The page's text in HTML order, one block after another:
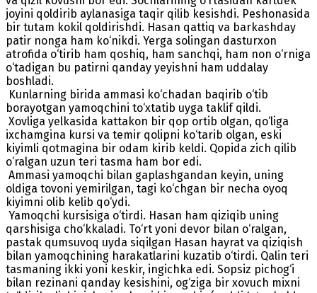
joyini qoldirib aylanasiga taqir qilib kesishdi. Peshonasida
bir tutam kokil qoldirishdi. Hasan qattiq va barkashday
patir nonga ham ko‘nikdi. Yerga solingan dasturxon
atrofida o‘tirib ham qoshiq, ham sanchqi, ham non o‘rniga
o‘tadigan bu patirni qanday yeyishni ham uddalay
boshladi.
Kunlarning birida ammasi ko‘chadan baqirib o‘tib
borayotgan yamoqchini to‘xtatib uyga taklif qildi.
Xovliga yelkasida kattakon bir qop ortib olgan, qo‘liga
ixchamgina kursi va temir qolipni ko‘tarib olgan, eski
kiyimli qotmagina bir odam kirib keldi. Qopida zich qilib
o‘ralgan uzun teri tasma ham bor edi.
Ammasi yamoqchi bilan gaplashgandan keyin, uning
oldiga tovoni yemirilgan, tagi ko‘chgan bir necha oyoq
kiyimni olib kelib qo‘ydi.
Yamoqchi kursisiga o‘tirdi. Hasan ham qiziqib uning
qarshisiga cho‘kkaladi. To‘rt yoni devor bilan o‘ralgan,
pastak qumsuvoq uyda siqilgan Hasan hayrat va qiziqish
bilan yamoqchining harakatlarini kuzatib o‘tirdi. Qalin teri
tasmaning ikki yoni keskir, ingichka edi. Sopsiz pichog‘i
bilan rezinani qanday kesishini, og‘ziga bir xovuch mixni